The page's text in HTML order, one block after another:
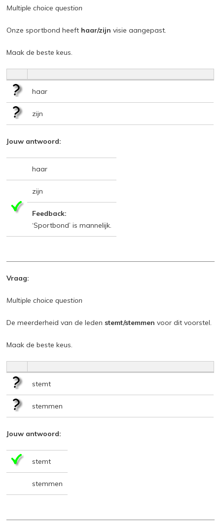
Multiple choice question
Onze sportbond heeft haar/zijn visie aangepast.
Maak de beste keus.
haar
zijn
Jouw antwoord:
haar
zijn
Feedback:
‘Sportbond’ is mannelijk.
Vraag:
Multiple choice question
De meerderheid van de leden stemt/stemmen voor dit voorstel.
Maak de beste keus.
stemt
stemmen
Jouw antwoord:
stemt
stemmen